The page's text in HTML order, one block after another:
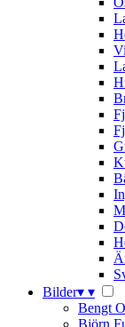
Bilder▾ ▾
Bengt
Björn